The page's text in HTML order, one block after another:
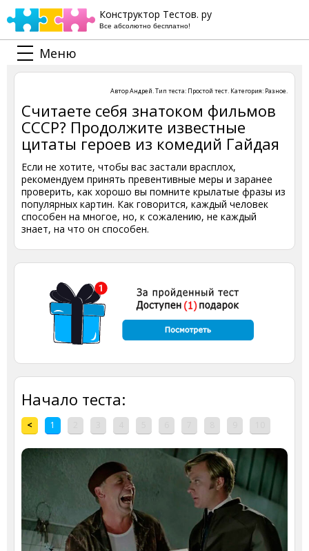
Конструктор Тестов. ру
Все абсолютно бесплатно!
Меню
АвторАндрей. Тип теста: Простой тест. Категория: Разное.
Считаете себя знатоком фильмов
СССР? Продолжите известные
цитаты героев из комедий Гайдая
Если не хотите, чтобы вас застали врасплох,
рекомендуем принять превентивные меры и заранее
проверить, как хорошо вы помните крылатые фразы из
популярных картин. Как говорится, каждый человек
способен на многое, но, к сожалению, не каждый
знает, на что он способен.
Начало теста:
< 1